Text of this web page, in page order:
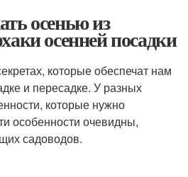
осенью из
осенней посадки
которые обеспечат нам
и пересадке. У разных
которые нужно
особенности очевидны,
садоводов.